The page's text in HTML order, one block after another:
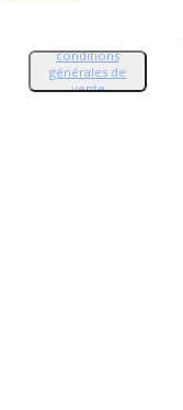
conditions
générales de
vente